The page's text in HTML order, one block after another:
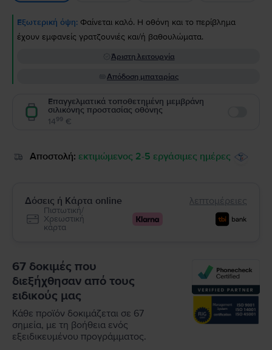
Εξωτερική όψη: Φαίνεται καλό. Η οθόνη και το περίβλημα
έχουν εμφανείς γρατζουνιές και/ή βαθουλώματα.
Άριστη λειτουργία
Απόδοση μπαταρίας
Επαγγελματικά τοποθετημένη μεμβράνη
σιλικόνης προστασίας οθόνης
1499 €
Αποστολή: εκτιμώμενος 2-5 εργάσιμες ημέρες
Δόσεις ή Κάρτα online λεπτομέρειες
Πιστωτική/
Χρεωστική
κάρτα
67 δοκιμές που
διεξήχθησαν από τους
ειδικούς μας
Κάθε προϊόν δοκιμάζεται σε 67
σημεία, με τη βοήθεια ενός
εξειδικευμένου προγράμματος.